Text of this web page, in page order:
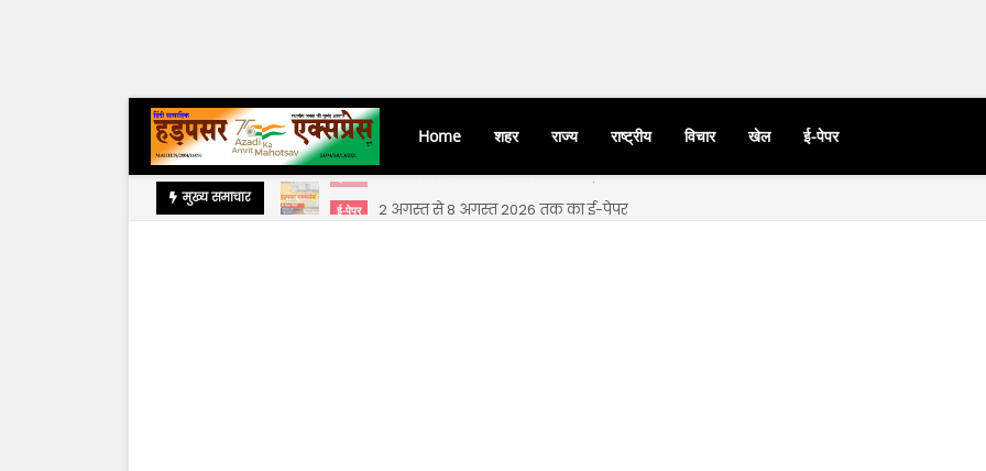
Home शहर राज्य राष्ट्रीय विचार खेल ई-पेपर
मुख्य समाचार ई-पेपर 2 अगस्त से 8 अगस्त 2026 तक का ई-पेपर